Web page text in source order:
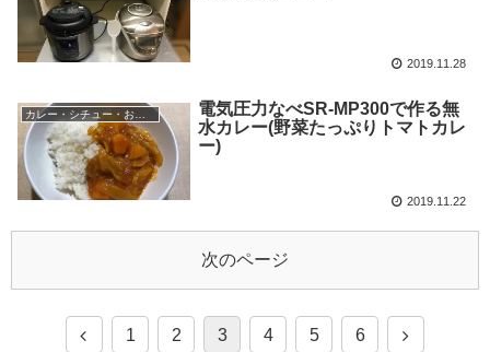
2019.11.28
カレー・シチュー・おでん
電気圧力なべSR-MP300で作る無
水カレー(野菜たっぷりトマトカレ
ー)
2019.11.22
次のページ
1 2 3 4 5 6